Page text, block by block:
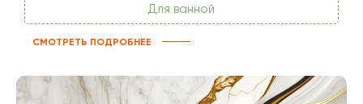
Для ванной
СМОТРЕТЬ ПОДРОБНЕЕ